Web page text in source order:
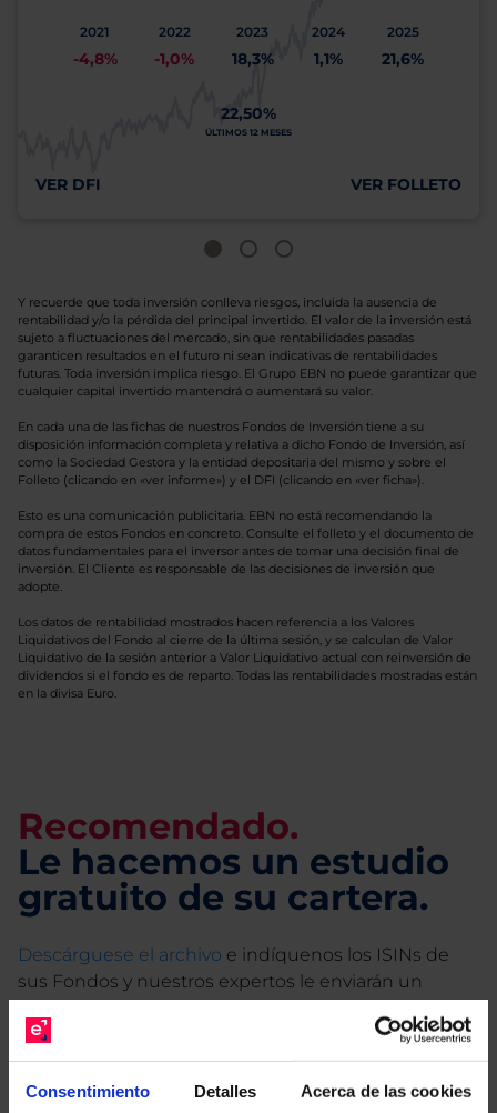
Consentimiento Detalles Acerca de las cookies
2021
-4,8%
2022
-1,0%
2023
18,3%
2024
1,1%
2025
21,6%
22,50%
ÚLTIMOS 12 MESES
VER DFI VER FOLLETO
Y recuerde que toda inversión conlleva riesgos, incluida la ausencia de
rentabilidad y/o la pérdida del principal invertido. El valor de la inversión está
sujeto a fluctuaciones del mercado, sin que rentabilidades pasadas
garanticen resultados en el futuro ni sean indicativas de rentabilidades
futuras. Toda inversión implica riesgo. El Grupo EBN no puede garantizar que
cualquier capital invertido mantendrá o aumentará su valor.
En cada una de las fichas de nuestros Fondos de Inversión tiene a su
disposición información completa y relativa a dicho Fondo de Inversión, así
como la Sociedad Gestora y la entidad depositaria del mismo y sobre el
Folleto (clicando en «ver informe») y el DFI (clicando en «ver ficha»).
Esto es una comunicación publicitaria. EBN no está recomendando la
compra de estos Fondos en concreto. Consulte el folleto y el documento de
datos fundamentales para el inversor antes de tomar una decisión final de
inversión. El Cliente es responsable de las decisiones de inversión que
adopte.
Los datos de rentabilidad mostrados hacen referencia a los Valores
Liquidativos del Fondo al cierre de la última sesión, y se calculan de Valor
Liquidativo de la sesión anterior a Valor Liquidativo actual con reinversión de
dividendos si el fondo es de reparto. Todas las rentabilidades mostradas están
en la divisa Euro.
Recomendado.
Le hacemos un estudio
gratuito de su cartera.
Descárguese el archivo e indíquenos los ISINs de
sus Fondos y nuestros expertos le enviarán un
Limpias con las que podrá ahorrar en sus costes.